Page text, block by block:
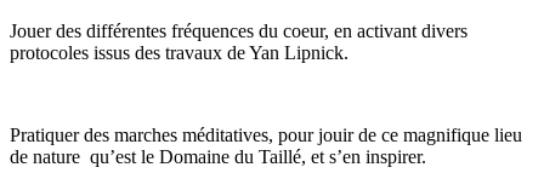
Jouer des différentes fréquences du coeur, en activant divers
protocoles issus des travaux de Yan Lipnick.
Pratiquer des marches méditatives, pour jouir de ce magnifique lieu
de nature qu’est le Domaine du Taillé, et s’en inspirer.